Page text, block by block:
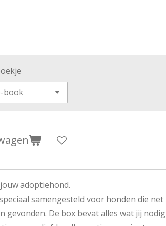
adoptiehond.
samengesteld voor honden die net
gevonden. De box bevat alles wat jij nodig